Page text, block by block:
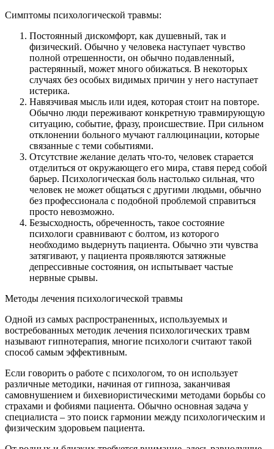
Симптомы психологической травмы:
Постоянный дискомфорт, как душевный, так и
физический. Обычно у человека наступает чувство
полной отрешенности, он обычно подавленный,
растерянный, может много обижаться. В некоторых
случаях без особых видимых причин у него наступает
истерика.
Навязчивая мысль или идея, которая стоит на повторе.
Обычно люди переживают конкретную травмирующую
ситуацию, событие, фразу, происшествие. При сильном
отклонении больного мучают галлюцинации, которые
связанные с теми событиями.
Отсутствие желание делать что-то, человек старается
отделиться от окружающего его мира, ставя перед собой
барьер. Психологическая боль настолько сильная, что
человек не может общаться с другими людьми, обычно
без профессионала с подобной проблемой справиться
просто невозможно.
Безысходность, обреченность, такое состояние
психологи сравнивают с болтом, из которого
необходимо выдернуть пациента. Обычно эти чувства
затягивают, у пациента проявляются затяжные
депрессивные состояния, он испытывает частые
нервные срывы.
Методы лечения психологической травмы
Одной из самых распространенных, используемых и
востребованных методик лечения психологических травм
называют гипнотерапия, многие психологи считают такой
способ самым эффективным.
Если говорить о работе с психологом, то он использует
различные методики, начиная от гипноза, заканчивая
самовнушением и бихевиористическими методами борьбы со
страхами и фобиями пациента. Обычно основная задача у
специалиста – это поиск гармонии между психологическим и
физическим здоровьем пациента.